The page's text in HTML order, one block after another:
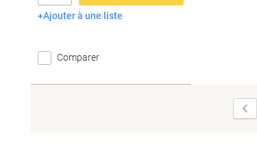
Ajouter au panier
Ajouter à une liste
Comparer